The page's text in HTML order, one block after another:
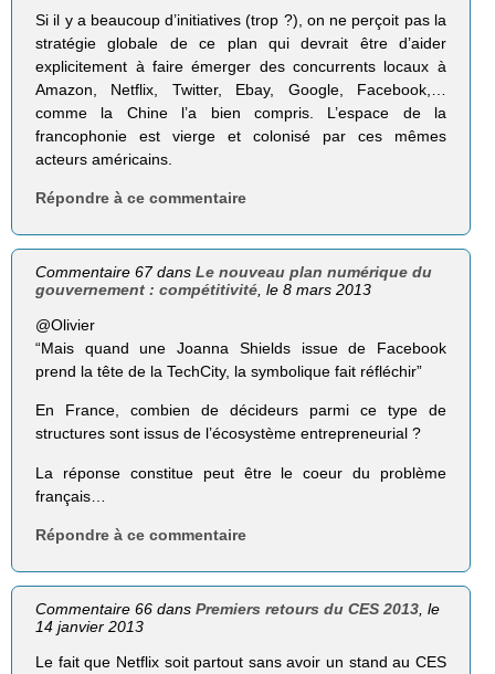
Si il y a beaucoup d’initiatives (trop ?), on ne perçoit pas la
stratégie globale de ce plan qui devrait être d’aider
explicitement à faire émerger des concurrents locaux à
Amazon, Netflix, Twitter, Ebay, Google, Facebook,…
comme la Chine l’a bien compris. L’espace de la
francophonie est vierge et colonisé par ces mêmes
acteurs américains.
Répondre à ce commentaire
Commentaire 67 dansLe nouveau plan numérique du
gouvernement : compétitivité, le 8 mars 2013
@Olivier
“Mais quand une Joanna Shields issue de Face­book
prend la tête de la Tech­City, la sym­bo­lique fait réflé­chir”
En France, combien de décideurs parmi ce type de
structures sont issus de l’écosystème entrepreneurial ?
La réponse constitue peut être le coeur du problème
français…
Répondre à ce commentaire
Commentaire 66 dansPremiers retours du CES 2013 , le
14 janvier 2013
Le fait que Netflix soit partout sans avoir un stand au CES